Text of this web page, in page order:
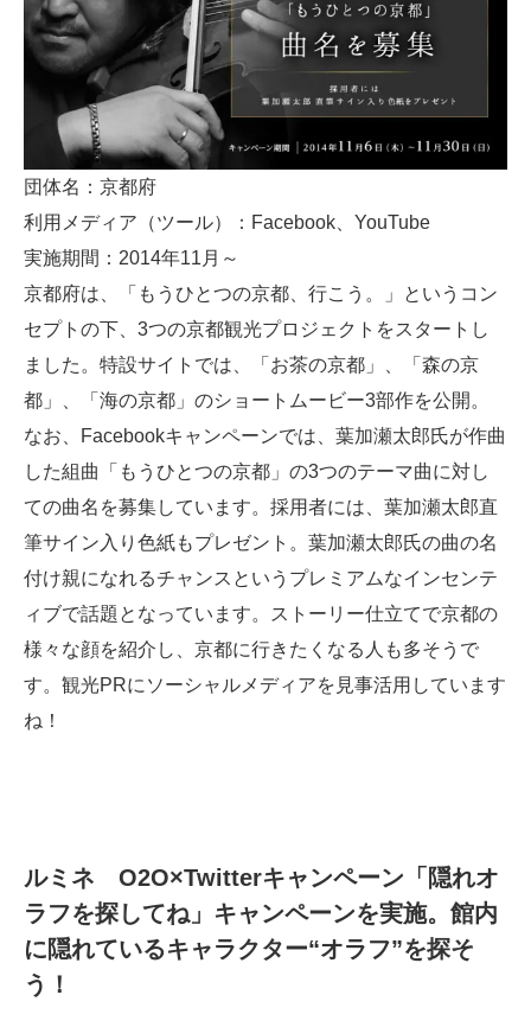
団体名：京都府
利用メディア（ツール）：Facebook、YouTube
実施期間：2014年11月～
京都府は、「もうひとつの京都、行こう。」というコン
セプトの下、3つの京都観光プロジェクトをスタートし
ました。特設サイトでは、「お茶の京都」、「森の京
都」、「海の京都」のショートムービー3部作を公開。
なお、Facebookキャンペーンでは、葉加瀬太郎氏が作曲
した組曲「もうひとつの京都」の3つのテーマ曲に対し
ての曲名を募集しています。採用者には、葉加瀬太郎直
筆サイン入り色紙もプレゼント。葉加瀬太郎氏の曲の名
付け親になれるチャンスというプレミアムなインセンテ
ィブで話題となっています。ストーリー仕立てで京都の
様々な顔を紹介し、京都に行きたくなる人も多そうで
す。観光PRにソーシャルメディアを見事活用しています
ね！
ルミネ O2O×Twitterキャンペーン「隠れオ
ラフを探してね」キャンペーンを実施。館内
に隠れているキャラクター“オラフ”を探そ
う！